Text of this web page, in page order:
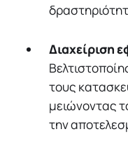
Διαχείριση
τους
μειώνοντας
την